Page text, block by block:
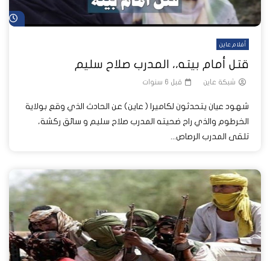
أفلام عاين
قتل أمام بيته،، المدرب صلاح سليم
شبكة عاين قبل 6 سنوات
شهود عيان يتحدثون لكاميرا ( عاين) عن الحادث الذي وقع بولاية
الخرطوم والذي راح ضحيته المدرب صلاح سليم و سائق ركشة،
تلقى المدرب الرصاص...